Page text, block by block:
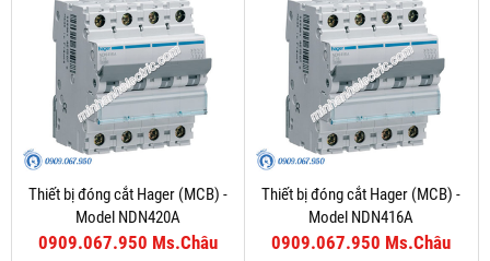
Thiết bị đóng cắt Hager (MCB) -
Model NDN420A
0909.067.950 Ms.Châu
Thiết bị đóng cắt Hager (MCB) -
Model NDN416A
0909.067.950 Ms.Châu